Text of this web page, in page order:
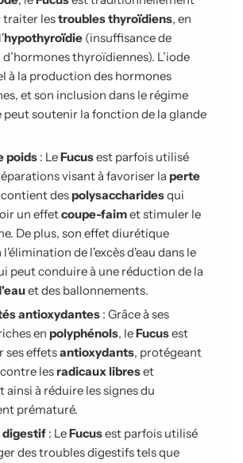
traiter lestroubles thyroïdiens, en
hypothyroïdie (insuffisance de
thyroïdiennes). L’iode
à la production des hormones
et son inclusion dans le régime
soutenir la fonction de la glande
poids : LeFucusest parfois utilisé
visant à favoriser la perte
contient des polysaccharidesqui
un effetcoupe-faimet stimuler le
De plus, son effet diurétique
de l'excès d'eau dans le
peut conduire à une réduction de la
et des ballonnements.
antioxydantes : Grâce à ses
en polyphénols, leFucusest
ses effetsantioxydants, protégeant
les radicaux libreset
à réduire les signes du
prématuré.
digestif : LeFucusest parfois utilisé
des troubles digestifs tels que